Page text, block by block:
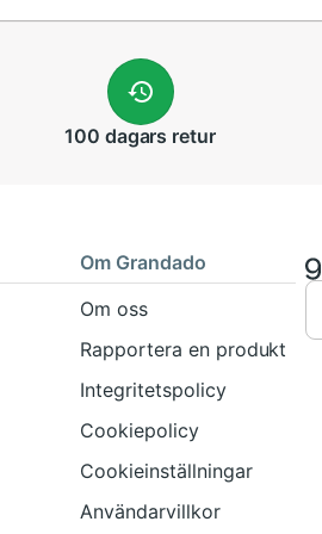
ceremonier.
examenhatt, vilket ger
och hatt gjord av?
det är utformat för formell
säljarens information för
100 dagars retur
Om Grandado
Om oss
Rapportera en produkt
Integritetspolicy
Cookiepolicy
Cookieinställningar
Användarvillkor